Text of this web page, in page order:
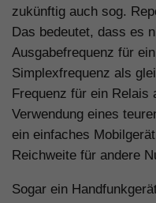
zukünftig auch sog.
Das bedeutet, dass es
Ausgabefrequenz für
Simplexfrequenz als
Frequenz für ein
Verwendung eines
ein einfaches
Reichweite für andere
Sogar ein